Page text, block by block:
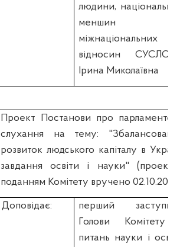
людини,
меншин
міжнаціональних
відносин
Ірина Миколаївна
Проект Постанови про
слухання на тему:
розвиток людського капіталу в
завдання освіти і науки" (проект
поданням Комітету вручено 02.10.2018)
Доповідає:
перший
Голови Комітету
питань науки і